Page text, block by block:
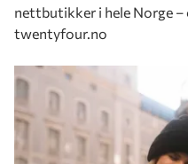
nettbutikker i hele Norge –
twentyfour.no